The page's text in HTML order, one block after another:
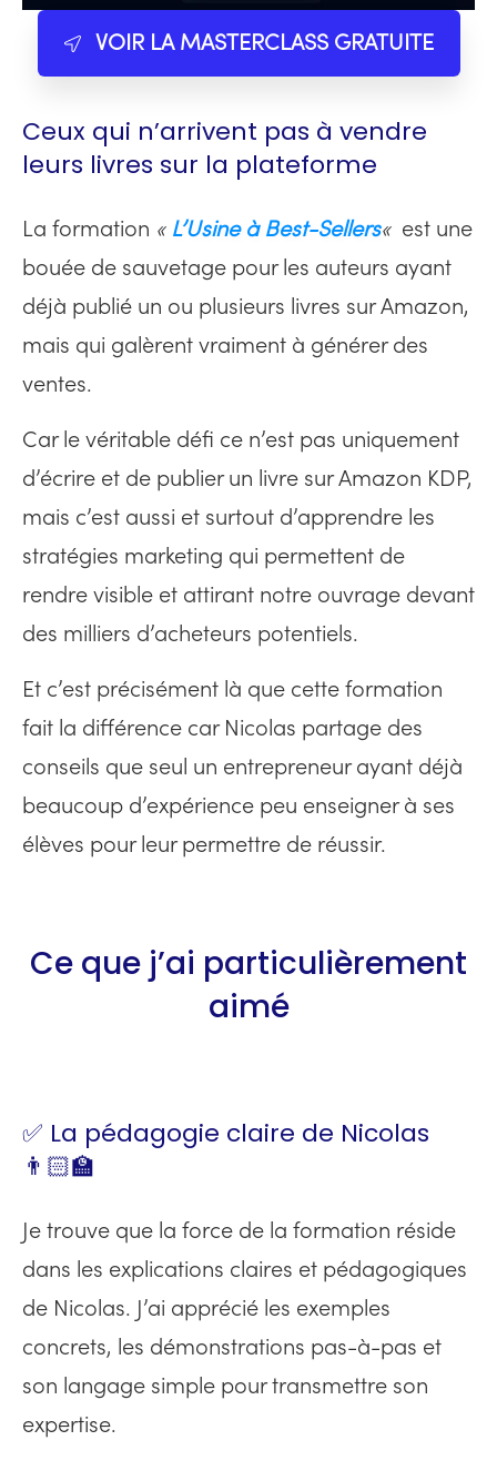
VOIR LA MASTERCLASS GRATUITE
Ceux qui n’arrivent pas à vendre
leurs livres sur la plateforme
La formation « L’Usine à Best-Sellers« est une
bouée de sauvetage pour les auteurs ayant
déjà publié un ou plusieurs livres sur Amazon,
mais qui galèrent vraiment à générer des
ventes.
Car le véritable défi ce n’est pas uniquement
d’écrire et de publier un livre sur Amazon KDP,
mais c’est aussi et surtout d’apprendre les
stratégies marketing qui permettent de
rendre visible et attirant notre ouvrage devant
des milliers d’acheteurs potentiels.
Et c’est précisément là que cette formation
fait la différence car Nicolas partage des
conseils que seul un entrepreneur ayant déjà
beaucoup d’expérience peu enseigner à ses
élèves pour leur permettre de réussir.
Ce que j’ai particulièrement
aimé
✅ La pédagogie claire de Nicolas
👨🏻‍🏫
Je trouve que la force de la formation réside
dans les explications claires et pédagogiques
de Nicolas. J’ai apprécié les exemples
concrets, les démonstrations pas-à-pas et
son langage simple pour transmettre son
expertise.